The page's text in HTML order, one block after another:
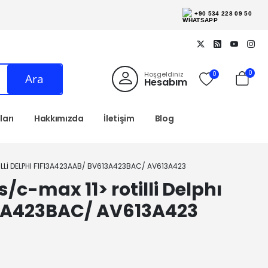
+90 534 228 09 50
Ara Hoşgeldiniz
Hesabım
0 0
Hakkımızda İletişim Blog
DELPHI F1F13A423AAB/ BV613A423BAC/ AV613A423
c-max 11> rotilli Delphı
AV613A423